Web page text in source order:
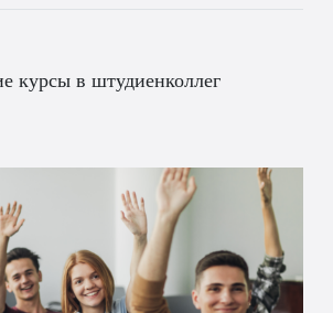
курсы в штудиенколлег